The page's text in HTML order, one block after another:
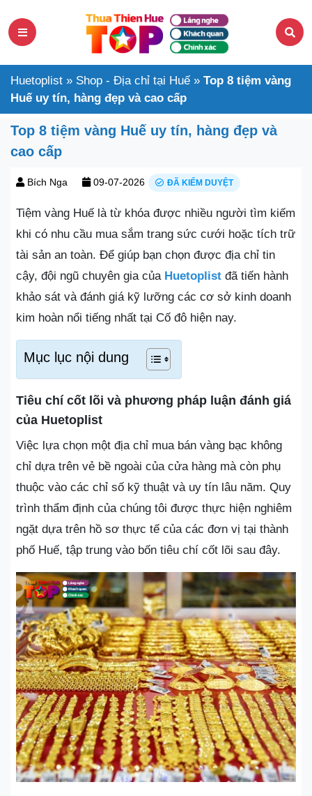
Huetoplist » Shop - Địa chỉ tại Huế » Top 8 tiệm vàng
Huế uy tín, hàng đẹp và cao cấp
Top 8 tiệm vàng Huế uy tín, hàng đẹp và
cao cấp
Bích Nga 09-07-2026 ĐÃ KIỂM DUYỆT
Tiệm vàng Huế là từ khóa được nhiều người tìm kiếm
khi có nhu cầu mua sắm trang sức cưới hoặc tích trữ
tài sản an toàn. Để giúp bạn chọn được địa chỉ tin
cậy, đội ngũ chuyên gia của Huetoplist đã tiến hành
khảo sát và đánh giá kỹ lưỡng các cơ sở kinh doanh
kim hoàn nổi tiếng nhất tại Cố đô hiện nay.
Mục lục nội dung
Tiêu chí cốt lõi và phương pháp luận đánh giá
của Huetoplist
Việc lựa chọn một địa chỉ mua bán vàng bạc không
chỉ dựa trên vẻ bề ngoài của cửa hàng mà còn phụ
thuộc vào các chỉ số kỹ thuật và uy tín lâu năm. Quy
trình thẩm định của chúng tôi được thực hiện nghiêm
ngặt dựa trên hồ sơ thực tế của các đơn vị tại thành
phố Huế, tập trung vào bốn tiêu chí cốt lõi sau đây.